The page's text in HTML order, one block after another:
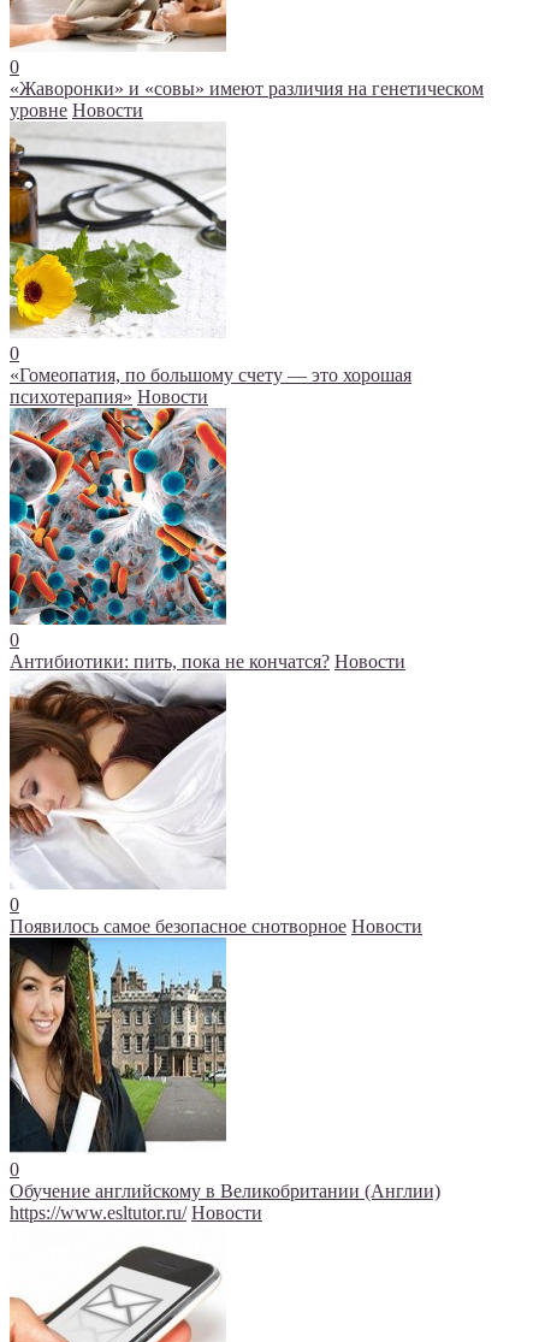
0
«Жаворонки» и «совы» имеют различия на генетическом
уровне Новости
0
«Гомеопатия, по большому счету — это хорошая
психотерапия» Новости
0
Антибиотики: пить, пока не кончатся? Новости
0
Появилось самое безопасное снотворное Новости
0
Обучение английскому в Великобритании (Англии)
https://www.esltutor.ru/ Новости